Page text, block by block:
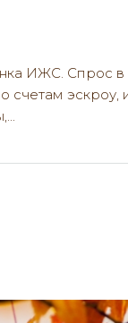
ИЖС. Спрос
счетам